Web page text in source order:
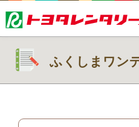
ふくしまワン